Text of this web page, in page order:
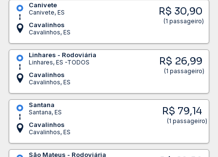
Canivete
Canivete, ES
Cavalinhos
Cavalinhos, ES
R$ 30,90
(1 passageiro)
Linhares - Rodoviária
Linhares, ES -TODOS
Cavalinhos
Cavalinhos, ES
R$ 26,99
(1 passageiro)
Santana
Santana, ES
Cavalinhos
Cavalinhos, ES
R$ 79,14
(1 passageiro)
São Mateus - Rodoviária